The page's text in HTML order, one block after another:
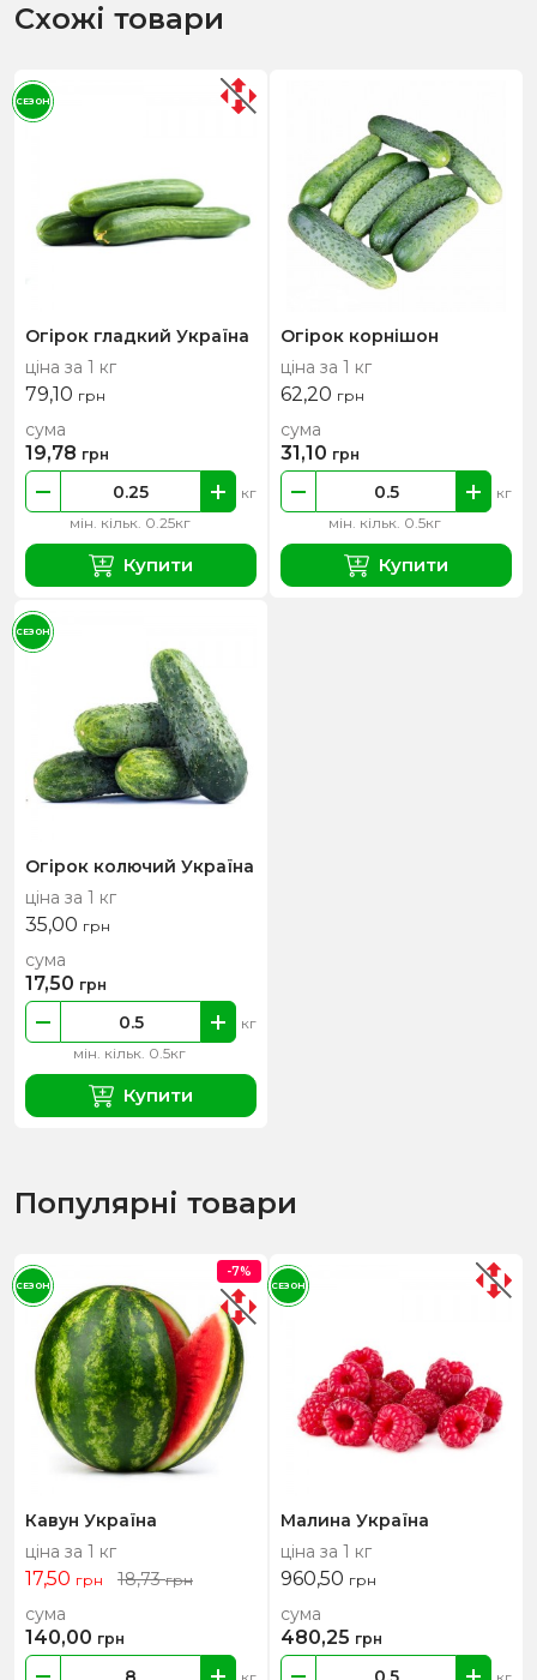
Схожі товари
Огірок гладкий Україна
ціна за 1 кг
79,10 грн
мін. кільк. 0.25кг
кг
сума
19,78 грн
Купити
СЕЗОН
Огірок корнішон
ціна за 1 кг
62,20 грн
мін. кільк. 0.5кг
кг
сума
31,10 грн
Купити
Огірок колючий Україна
ціна за 1 кг
35,00 грн
мін. кільк. 0.5кг
кг
сума
17,50 грн
Купити
СЕЗОН
Популярні товари
Кавун Україна
ціна за 1 кг
17,50 грн 18,73грн
сума
140,00 грн
-7%
СЕЗОН
Малина Україна
ціна за 1 кг
960,50 грн
сума
480,25 грн
СЕЗОН